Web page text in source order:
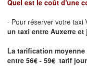
Quel est le coût d'une
- Pour réserver votre taxi
un taxi entre Auxerre
La tarification
entre 56€ - 59€ tarif